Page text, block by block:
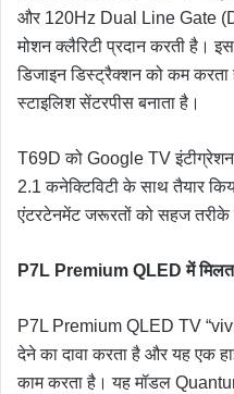
और 120Hz Dual Line Gate
मोशन क्लैरिटी प्रदान करती है।
डिजाइन डिस्ट्रैक्शन को कम
स्टाइलिश सेंटरपीस बनाता है।
T69D को Google TV
2.1 कनेक्टिविटी के साथ तैयार
एंटरटेनमेंट जरूरतों को सहज तरीके
P7L Premium QLEDमें
P7L Premium QLED TV
देने का दावा करता है और यह एक
काम करता है। यह मॉडल